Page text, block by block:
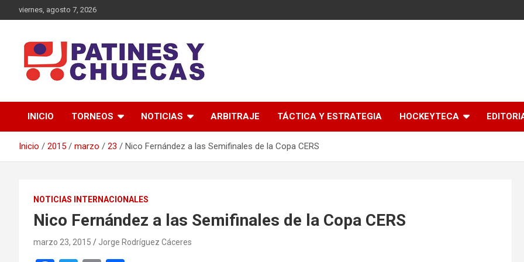
al
viernes, agosto 7, 2026
Patines y Chuecas
INICIO TORNEOS NOTICIAS ARBITRAJE TÁCTICA Y ESTRATEGIA HOCKEYTECA
Inicio 2015 marzo 23 Nico Fernández a las Semifinales de la Copa CERS
NOTICIAS INTERNACIONALES
Nico Fernández a las Semifinales de la Copa CERS
marzo 23, 2015 Jorge Rodríguez Cáceres